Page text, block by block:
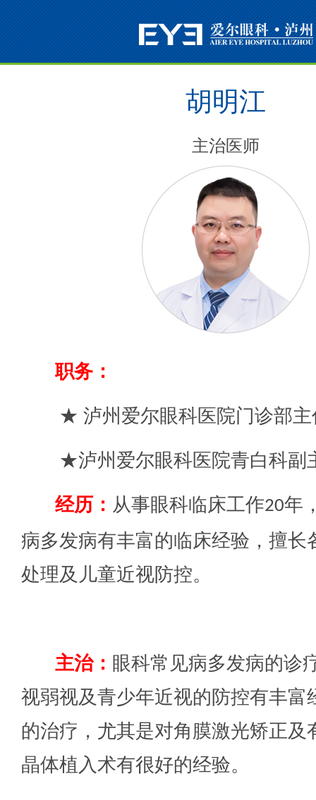
胡明江
主治医师
职务：
★ 泸州爱尔眼科医院门诊部主
★泸州爱尔眼科医院青白科副
经历： 从事眼科临床工作20年
病多发病有丰富的临床经验，擅长
处理及儿童近视防控。
主治： 眼科常见病多发病的诊
视弱视及青少年近视的防控有丰富
的治疗，尤其是对角膜激光矫正及
晶体植入术有很好的经验。